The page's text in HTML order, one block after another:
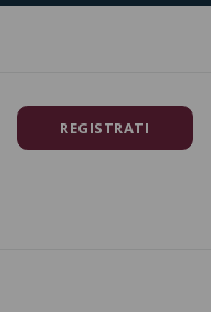
REGISTRATI